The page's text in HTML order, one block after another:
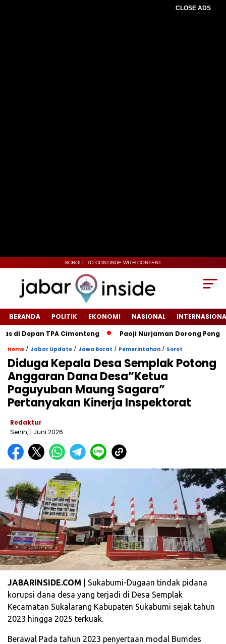
CLOSE ADS
SCROLL TO CONTINUE WITH CONTENT
BERANDA POLITIK EKONOMI NASIONAL
TPA Cimenteng
Paoji Nurjaman Dorong Penguatan
Home / Jabar Update / Jawa Barat / Pemerintahan / Sorot
Diduga Kepala Desa Semplak Potong
Anggaran Dana Desa”Ketua
Paguyuban Maung Sagara”
Pertanyakan Kinerja Inspektorat
Redaktur
Senin, 1 Juni 2026
JABARINSIDE.COM | Sukabumi-Dugaan tindak pidana
korupsi dana desa yang terjadi di Desa Semplak
Kecamatan Sukalarang Kabupaten Sukabumi sejak tahun
2023 hingga 2025 terkuak.
Berawal Pada tahun 2023 penyertaan modal Bumdes